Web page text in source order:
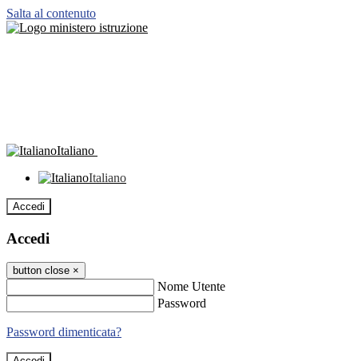
Salta al contenuto
Italiano
Italiano
Accedi
Accedi
button close ×
Nome Utente
Password
Password dimenticata?